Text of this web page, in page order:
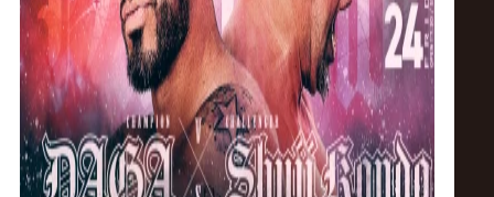
グ・
ノ
ア